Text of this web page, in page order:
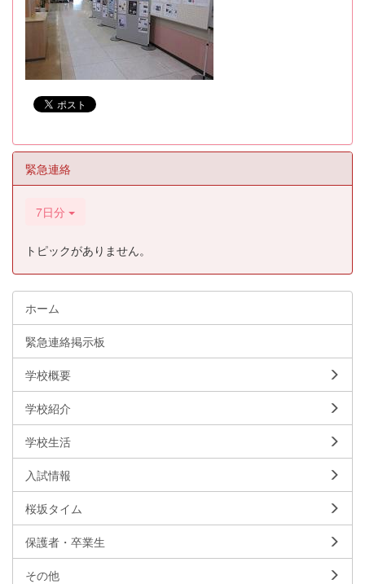
緊急連絡
7日分
トピックがありません。
ホーム
緊急連絡掲示板
学校概要
学校紹介
学校生活
入試情報
桜坂タイム
保護者・卒業生
その他